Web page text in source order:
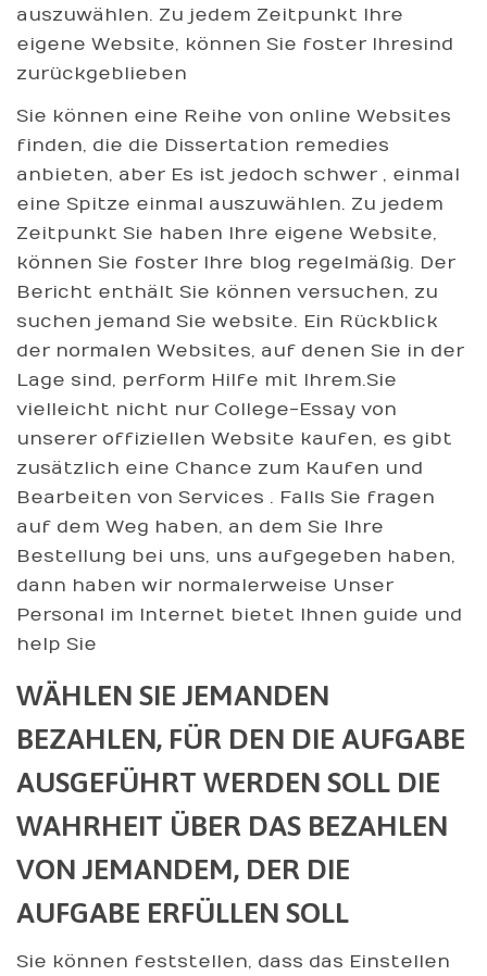
auszuwählen. Zu jedem Zeitpunkt Ihre
eigene Website, können Sie foster Ihresind
zurückgeblieben
Sie können eine Reihe von online Websites
finden, die die Dissertation remedies
anbieten, aber Es ist jedoch schwer , einmal
eine Spitze einmal auszuwählen. Zu jedem
Zeitpunkt Sie haben Ihre eigene Website,
können Sie foster Ihre blog regelmäßig. Der
Bericht enthält Sie können versuchen, zu
suchen jemand Sie website. Ein Rückblick
der normalen Websites, auf denen Sie in der
Lage sind, perform Hilfe mit Ihrem.Sie
vielleicht nicht nur College-Essay von
unserer offiziellen Website kaufen, es gibt
zusätzlich eine Chance zum Kaufen und
Bearbeiten von Services . Falls Sie fragen
auf dem Weg haben, an dem Sie Ihre
Bestellung bei uns, uns aufgegeben haben,
dann haben wir normalerweise Unser
Personal im Internet bietet Ihnen guide und
help Sie
WÄHLEN SIE JEMANDEN
BEZAHLEN, FÜR DEN DIE AUFGABE
AUSGEFÜHRT WERDEN SOLL DIE
WAHRHEIT ÜBER DAS BEZAHLEN
VON JEMANDEM, DER DIE
AUFGABE ERFÜLLEN SOLL
Sie können feststellen, dass das Einstellen